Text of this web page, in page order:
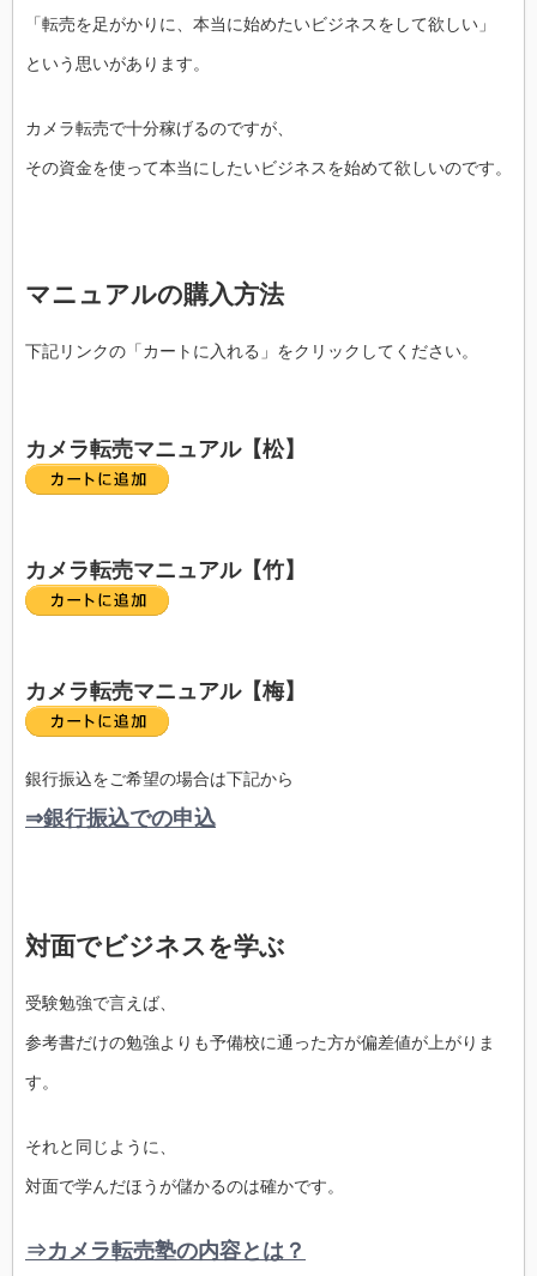
「転売を足がかりに、本当に始めたいビジネスをして欲しい」
という思いがあります。
カメラ転売で十分稼げるのですが、
その資金を使って本当にしたいビジネスを始めて欲しいのです。
マニュアルの購入方法
下記リンクの「カートに入れる」をクリックしてください。
カメラ転売マニュアル【松】
カメラ転売マニュアル【竹】
カメラ転売マニュアル【梅】
銀行振込をご希望の場合は下記から
⇒銀行振込での申込
対面でビジネスを学ぶ
受験勉強で言えば、
参考書だけの勉強よりも予備校に通った方が偏差値が上がりま
す。
それと同じように、
対面で学んだほうが儲かるのは確かです。
⇒カメラ転売塾の内容とは？